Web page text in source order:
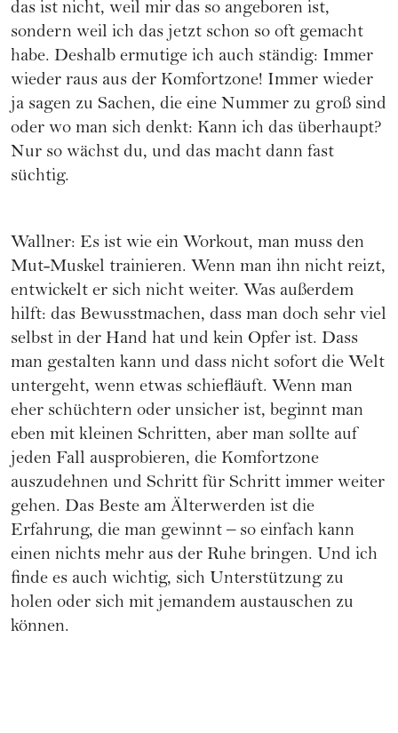
das ist nicht, weil mir das so angeboren ist,
sondern weil ich das jetzt schon so oft gemacht
habe. Deshalb ermutige ich auch ständig: Immer
wieder raus aus der Komfortzone! Immer wieder
ja sagen zu Sachen, die eine Nummer zu groß sind
oder wo man sich denkt: Kann ich das überhaupt?
Nur so wächst du, und das macht dann fast
süchtig.
Wallner: Es ist wie ein Workout, man muss den
Mut-Muskel trainieren. Wenn man ihn nicht reizt,
entwickelt er sich nicht weiter. Was außerdem
hilft: das Bewusstmachen, dass man doch sehr viel
selbst in der Hand hat und kein Opfer ist. Dass
man gestalten kann und dass nicht sofort die Welt
untergeht, wenn etwas schiefläuft. Wenn man
eher schüchtern oder unsicher ist, beginnt man
eben mit kleinen Schritten, aber man sollte auf
jeden Fall ausprobieren, die Komfortzone
auszudehnen und Schritt für Schritt immer weiter
gehen. Das Beste am Älterwerden ist die
Erfahrung, die man gewinnt – so einfach kann
einen nichts mehr aus der Ruhe bringen. Und ich
finde es auch wichtig, sich Unterstützung zu
holen oder sich mit jemandem austauschen zu
können.